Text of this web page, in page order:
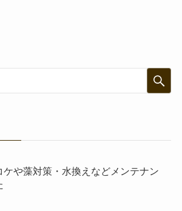
ケや藻対策・水換えなどメンテナン